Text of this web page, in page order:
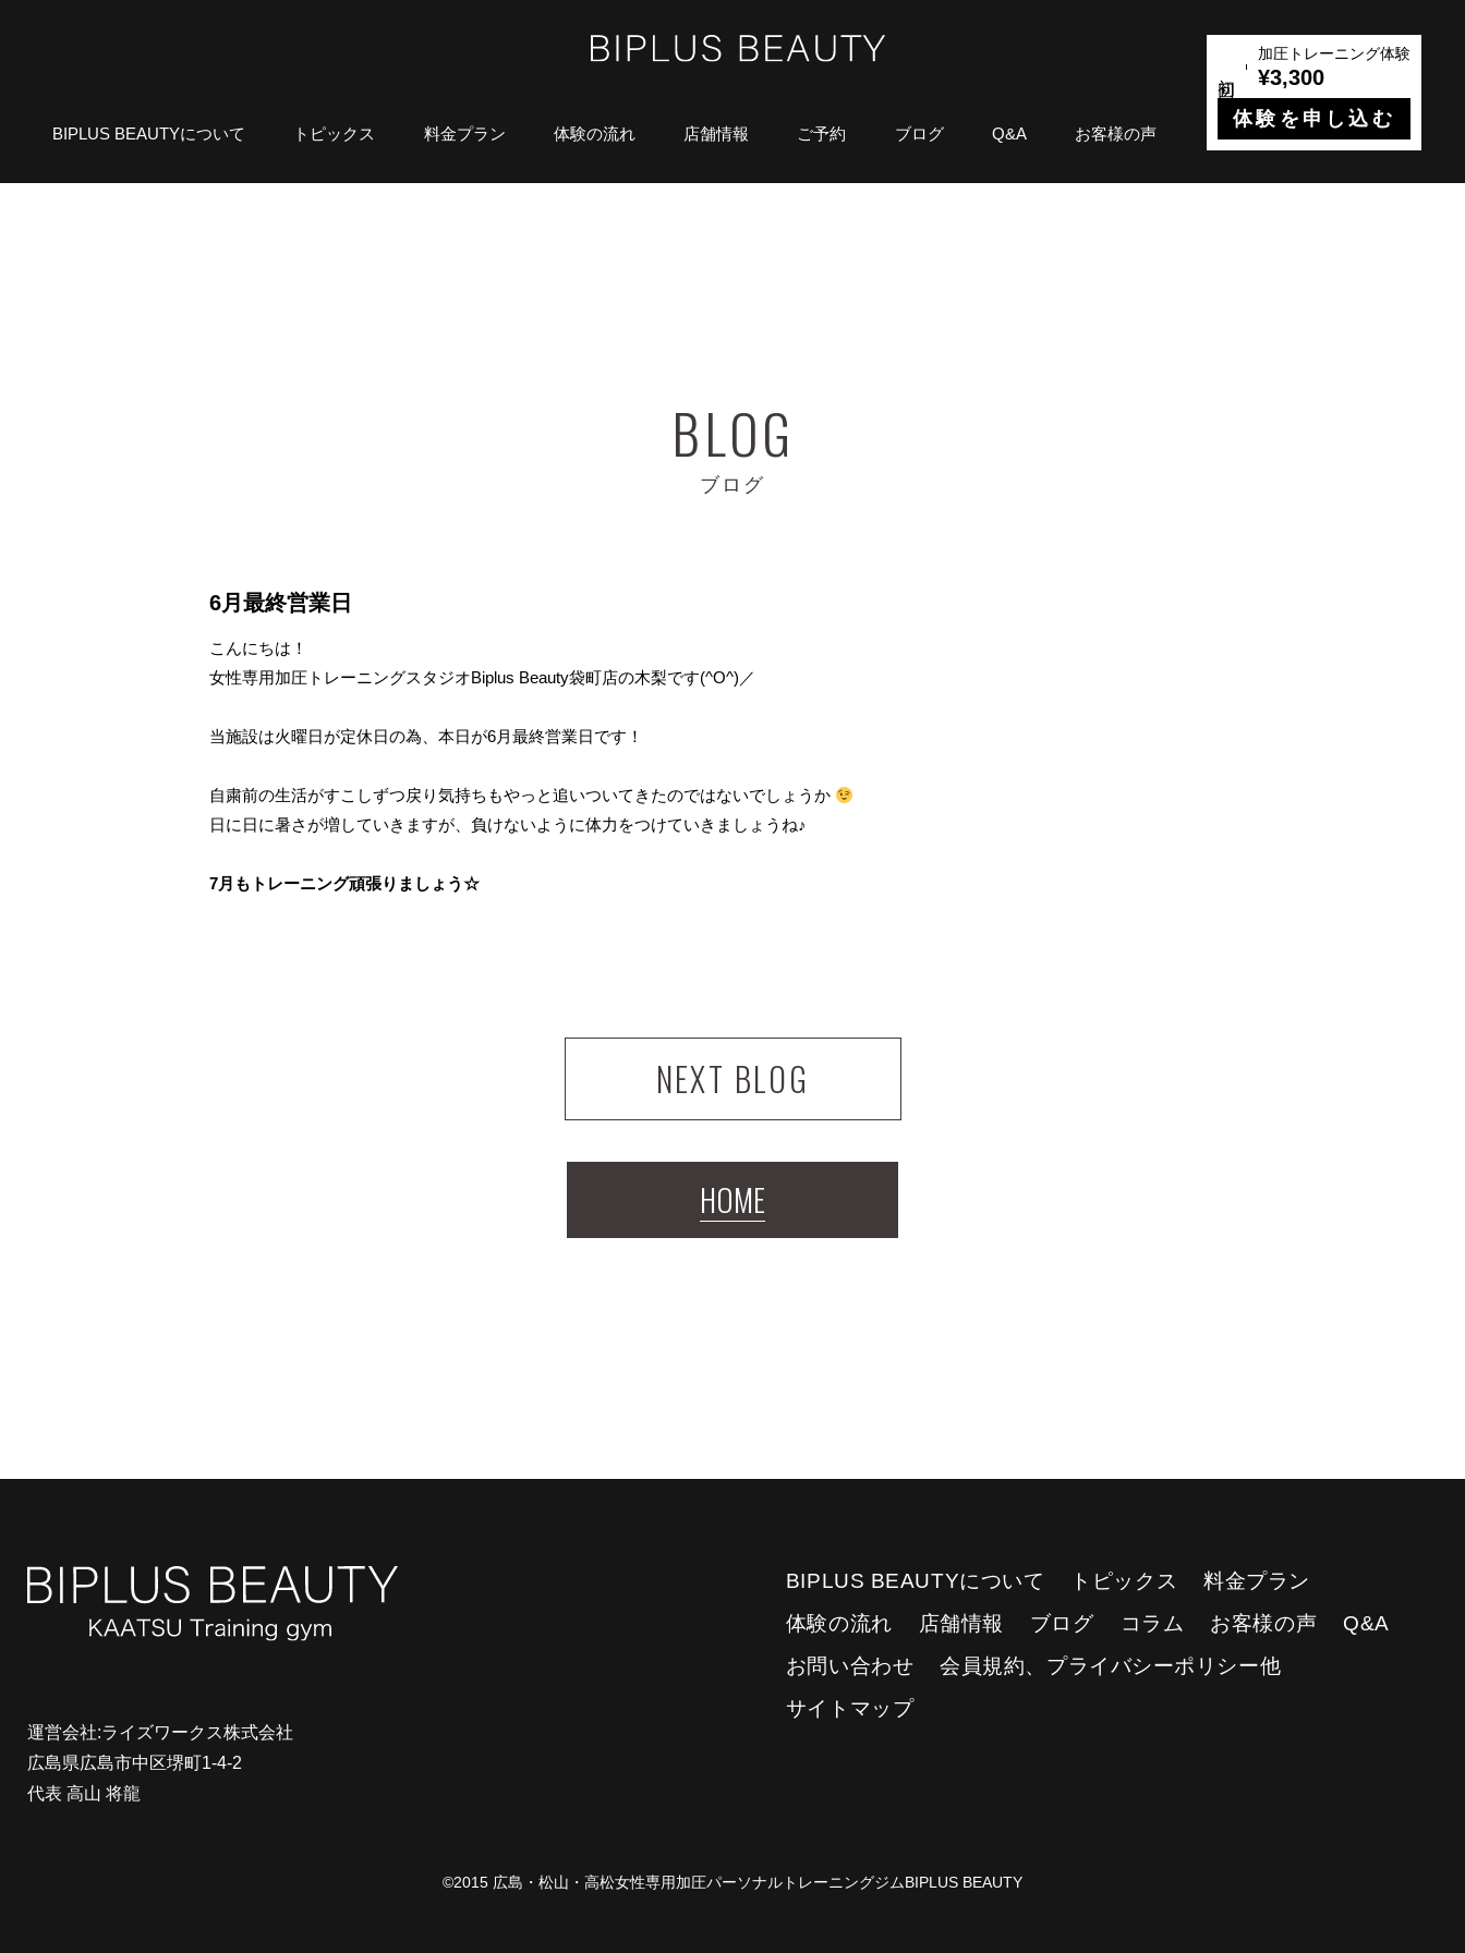
BIPLUS BEAUTYについて トピックス 料金プラン 体験の流れ 店舗情報 ご予約 ブログ Q&A お客様の声
加圧トレーニング体験
¥3,300
体験を申し込む
ブログ
6月最終営業日
こんにちは！
女性専用加圧トレーニングスタジオBiplus Beauty袋町店の木梨です(^O^)／
当施設は火曜日が定休日の為、本日が6月最終営業日です！
自粛前の生活がすこしずつ戻り気持ちもやっと追いついてきたのではないでしょうか
日に日に暑さが増していきますが、負けないように体力をつけていきましょうね♪
7月もトレーニング頑張りましょう☆
NEXT BLOG
HOME
運営会社:ライズワークス株式会社
広島県広島市中区堺町1-4-2
代表 高山 将龍
BIPLUS BEAUTYについて トピックス
料金プラン
体験の流れ
店舗情報 ブログ コラム お客様の声
Q&A
お問い合わせ
会員規約、プライバシーポリシー他
サイトマップ
©2015 広島・松山・高松女性専用加圧パーソナルトレーニングジムBIPLUS BEAUTY